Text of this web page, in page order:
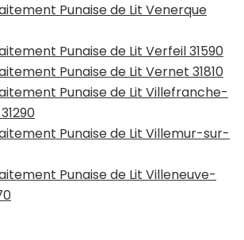
Punaise de Lit Venerque
Punaise de Lit Verfeil 31590
Punaise de Lit Vernet 31810
Punaise de Lit Villefranche-
Punaise de Lit Villemur-sur-
Punaise de Lit Villeneuve-